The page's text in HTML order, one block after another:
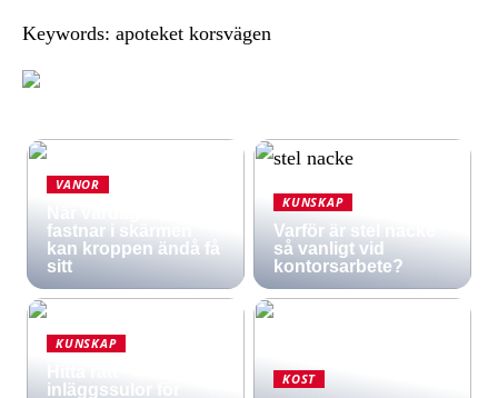
Keywords: apoteket korsvägen
VANOR
fastnar i skärmen
kan kroppen ändå få
sitt
KUNSKAP
Varför är stel nacke
så vanligt vid
kontorsarbete?
KUNSKAP
Hitta rätt
inläggssulor för
KOST